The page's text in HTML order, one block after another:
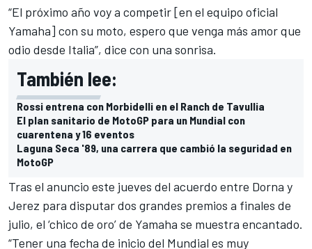
“El próximo año voy a competir [en el equipo oficial
Yamaha] con su moto, espero que venga más amor que
odio desde Italia”, dice con una sonrisa.
También lee:
Rossi entrena con Morbidelli en el Ranch de Tavullia
El plan sanitario de MotoGP para un Mundial con
cuarentena y 16 eventos
Laguna Seca '89, una carrera que cambió la seguridad en
MotoGP
Tras el anuncio este jueves del acuerdo entre Dorna y
Jerez para disputar dos grandes premios a finales de
julio, el ‘chico de oro’ de Yamaha se muestra encantado.
“Tener una fecha de inicio del Mundial es muy